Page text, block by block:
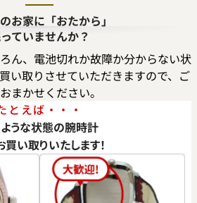
ゴー ウブロ キングパワー フドロ
715.PX.1128.RX
参考買取価格
価格はお問い合わせください
お家に「おたから」
ていませんか？
ん、電池切れか故障か分からない状
い取りさせていただきますので、ご
まかせください。
とえば・・・
うな状態の腕時計
買い取りいたします！